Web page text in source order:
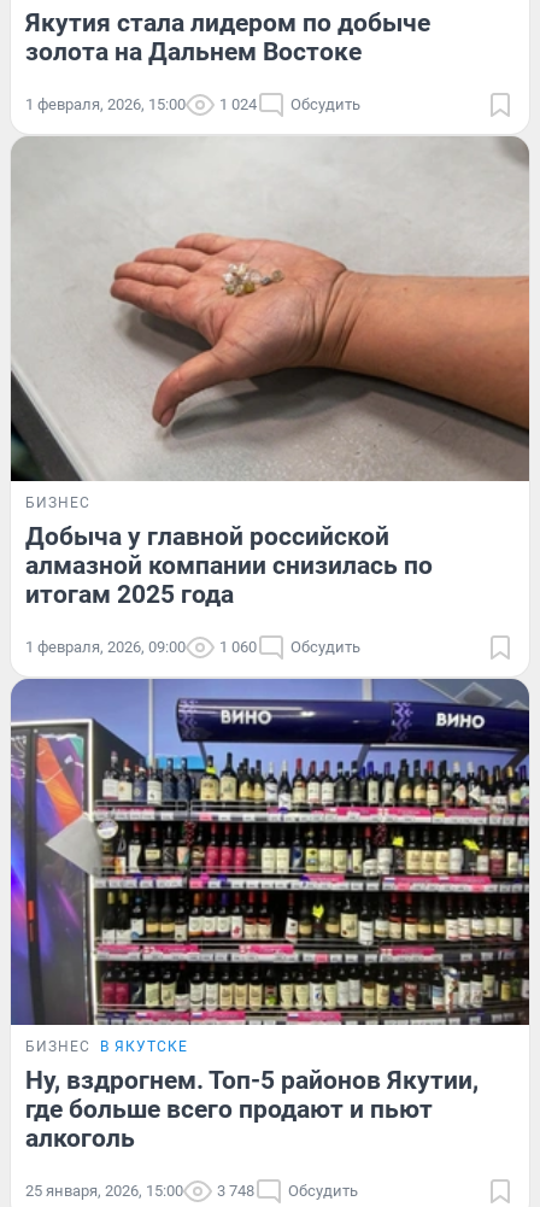
Якутия стала лидером по добыче
золота на Дальнем Востоке
1 февраля, 2026, 15:00 1 024 Обсудить
БИЗНЕС
Добыча у главной российской
алмазной компании снизилась по
итогам 2025 года
1 февраля, 2026, 09:00 1 060 Обсудить
БИЗНЕС В ЯКУТСКЕ
Ну, вздрогнем. Топ-5 районов Якутии,
где больше всего продают и пьют
алкоголь
25 января, 2026, 15:00 3 748 Обсудить